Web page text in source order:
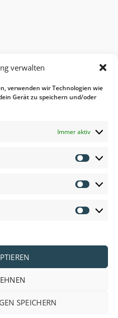
verwalten
verwenden wir Technologien wie
Gerät zu speichern und/oder
Immer aktiv
SPEICHERN
von 48
Stunden zu
liefern,
Anpassung